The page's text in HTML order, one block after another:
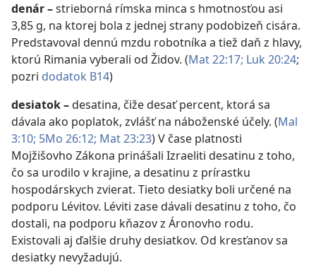
denár–strieborná rímska minca s hmotnosťou asi
3,85 g, na ktorej bola z jednej strany podobizeň cisára.
Predstavoval dennú mzdu robotníka a tiež daň z hlavy,
ktorú Rimania vyberali od Židov. (Mat 22:17; Luk 20:24;
pozri dodatok B14)
desiatok–desatina, čiže desať percent, ktorá sa
dávala ako poplatok, zvlášť na náboženské účely. (Mal
3:10; 5Mo 26:12; Mat 23:23) V čase platnosti
Mojžišovho Zákona prinášali Izraeliti desatinu z toho,
čo sa urodilo v krajine, a desatinu z prírastku
hospodárskych zvierat. Tieto desiatky boli určené na
podporu Lévitov. Léviti zase dávali desatinu z toho, čo
dostali, na podporu kňazov z Áronovho rodu.
Existovali aj ďalšie druhy desiatkov. Od kresťanov sa
desiatky nevyžadujú.